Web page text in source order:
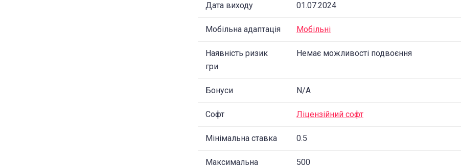
Дата виходу 01.07.2024
Мобільна адаптація Мобільні
Наявність ризик
гри
Немає можливості подвоєння
Бонуси N/A
Софт Ліцензійний софт
Мінімальна ставка 0.5
Максимальна
500